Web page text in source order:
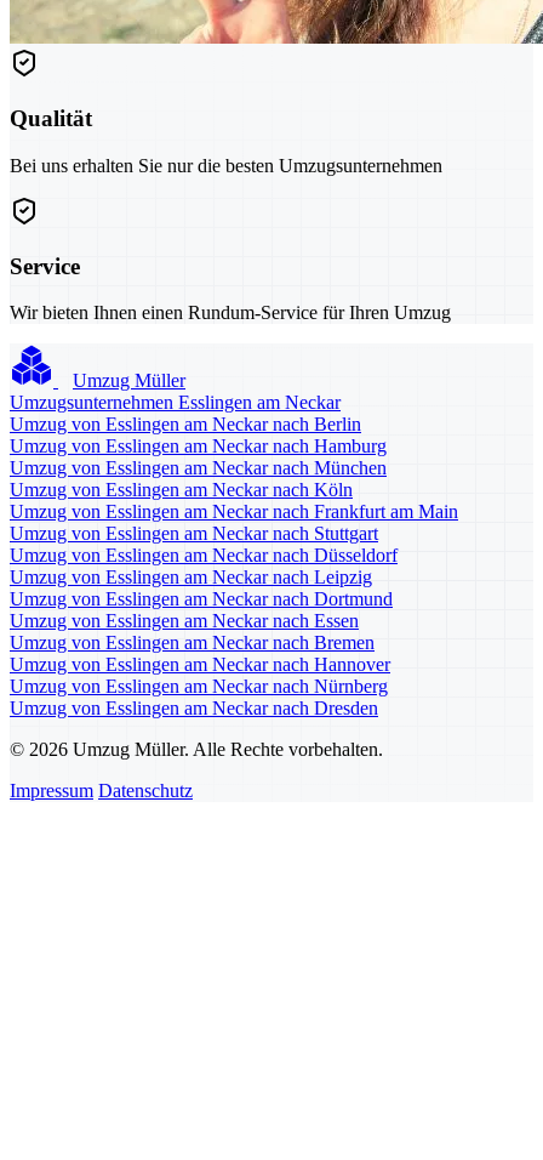
Qualität
Bei uns erhalten Sie nur die besten Umzugsunternehmen
Service
Wir bieten Ihnen einen Rundum-Service für Ihren Umzug
Umzug Müller
Umzugsunternehmen Esslingen am Neckar
Umzug von Esslingen am Neckar nach Berlin
Umzug von Esslingen am Neckar nach Hamburg
Umzug von Esslingen am Neckar nach München
Umzug von Esslingen am Neckar nach Köln
Umzug von Esslingen am Neckar nach Frankfurt am Main
Umzug von Esslingen am Neckar nach Stuttgart
Umzug von Esslingen am Neckar nach Düsseldorf
Umzug von Esslingen am Neckar nach Leipzig
Umzug von Esslingen am Neckar nach Dortmund
Umzug von Esslingen am Neckar nach Essen
Umzug von Esslingen am Neckar nach Bremen
Umzug von Esslingen am Neckar nach Hannover
Umzug von Esslingen am Neckar nach Nürnberg
Umzug von Esslingen am Neckar nach Dresden
© 2026 Umzug Müller. Alle Rechte vorbehalten.
Impressum Datenschutz